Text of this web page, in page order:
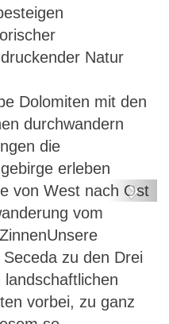
Natur
Dolomiten mit den
durchwandern
die
erleben
von West
Next
vom
zu den Drei
vorbei, zu ganz